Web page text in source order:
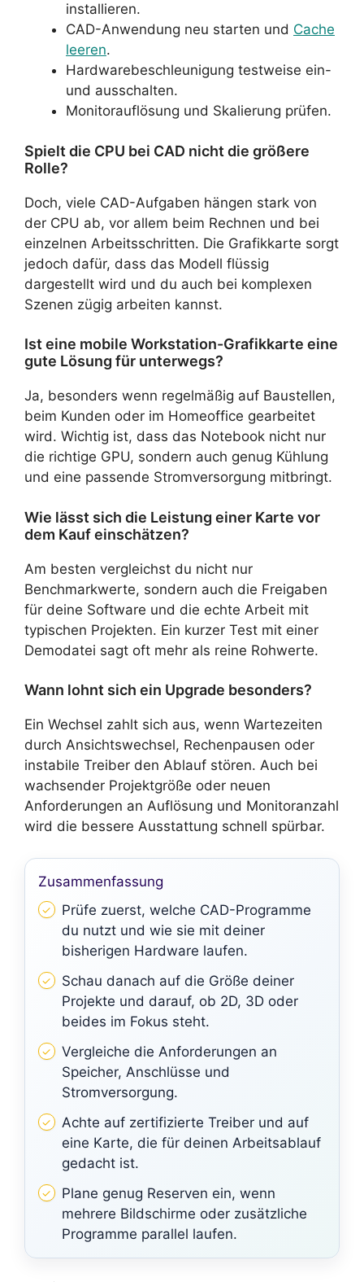
installieren.
CAD-Anwendung neu starten und Cache
leeren.
Hardwarebeschleunigung testweise ein-
und ausschalten.
Monitorauflösung und Skalierung prüfen.
Spielt die CPU bei CAD nicht die größere
Rolle?
Doch, viele CAD-Aufgaben hängen stark von
der CPU ab, vor allem beim Rechnen und bei
einzelnen Arbeitsschritten. Die Grafikkarte sorgt
jedoch dafür, dass das Modell flüssig
dargestellt wird und du auch bei komplexen
Szenen zügig arbeiten kannst.
Ist eine mobile Workstation-Grafikkarte eine
gute Lösung für unterwegs?
Ja, besonders wenn regelmäßig auf Baustellen,
beim Kunden oder im Homeoffice gearbeitet
wird. Wichtig ist, dass das Notebook nicht nur
die richtige GPU, sondern auch genug Kühlung
und eine passende Stromversorgung mitbringt.
Wie lässt sich die Leistung einer Karte vor
dem Kauf einschätzen?
Am besten vergleichst du nicht nur
Benchmarkwerte, sondern auch die Freigaben
für deine Software und die echte Arbeit mit
typischen Projekten. Ein kurzer Test mit einer
Demodatei sagt oft mehr als reine Rohwerte.
Wann lohnt sich ein Upgrade besonders?
Ein Wechsel zahlt sich aus, wenn Wartezeiten
durch Ansichtswechsel, Rechenpausen oder
instabile Treiber den Ablauf stören. Auch bei
wachsender Projektgröße oder neuen
Anforderungen an Auflösung und Monitoranzahl
wird die bessere Ausstattung schnell spürbar.
Zusammenfassung
Prüfe zuerst, welche CAD-Programme
du nutzt und wie sie mit deiner
bisherigen Hardware laufen.
Schau danach auf die Größe deiner
Projekte und darauf, ob 2D, 3D oder
beides im Fokus steht.
Vergleiche die Anforderungen an
Speicher, Anschlüsse und
Stromversorgung.
Achte auf zertifizierte Treiber und auf
eine Karte, die für deinen Arbeitsablauf
gedacht ist.
Plane genug Reserven ein, wenn
mehrere Bildschirme oder zusätzliche
Programme parallel laufen.